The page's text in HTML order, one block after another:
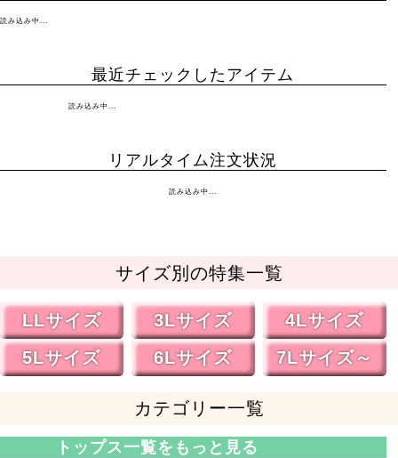
読み込み中...
最近チェックしたアイテム
読み込み中...
リアルタイム注文状況
読み込み中...
サイズ別の特集一覧
LLサイズ 3Lサイズ
4Lサイズ
5Lサイズ
6Lサイズ 7Lサイズ～
カテゴリー一覧
トップス一覧をもっと見る